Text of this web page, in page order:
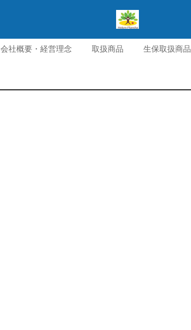
会社概要・経営理念 取扱商品 生保取扱商品